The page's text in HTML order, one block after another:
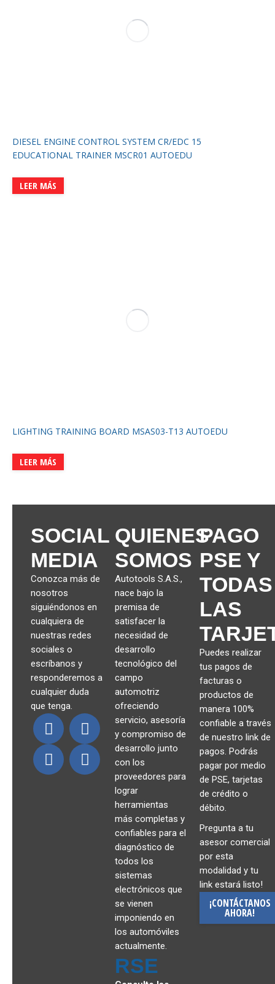
DIESEL ENGINE CONTROL SYSTEM CR/EDC 15
EDUCATIONAL TRAINER MSCR01 AUTOEDU
LEER MÁS
LIGHTING TRAINING BOARD MSAS03-T13 AUTOEDU
LEER MÁS
SOCIAL
MEDIA
Conozca más de
nosotros
siguiéndonos en
cualquiera de
nuestras redes
sociales o
escríbanos y
responderemos a
cualquier duda
que tenga.
QUIENES
SOMOS
Autotools S.A.S.,
nace bajo la
premisa de
satisfacer la
necesidad de
desarrollo
tecnológico del
campo
automotriz
ofreciendo
servicio, asesoría
y compromiso de
desarrollo junto
con los
proveedores para
lograr
herramientas
más completas y
confiables para el
diagnóstico de
todos los
sistemas
electrónicos que
se vienen
imponiendo en
los automóviles
actualmente.
RSE
PAGO
PSE Y
TODAS
LAS
Puedes realizar
tus pagos de
facturas o
productos de
manera 100%
confiable a través
de nuestro link de
pagos. Podrás
pagar por medio
de PSE, tarjetas
de crédito o
débito.
Pregunta a tu
asesor comercial
por esta
modalidad y tu
link estará listo!
¡CONTÁCTANOS
AHORA!